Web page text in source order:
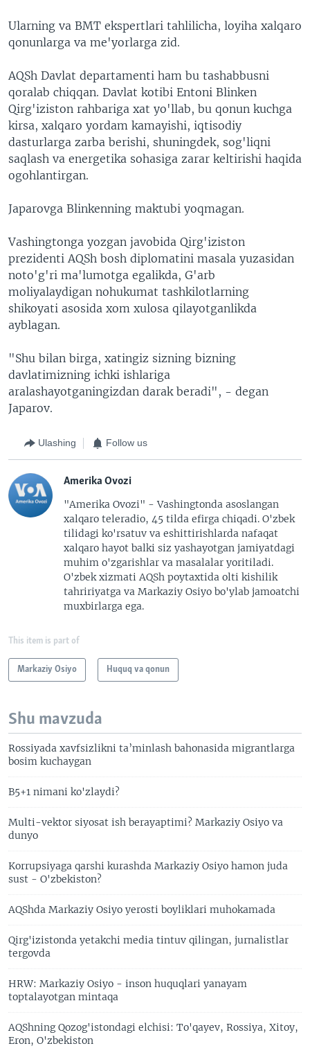
Ularning va BMT ekspertlari tahlilicha, loyiha xalqaro
qonunlarga va me'yorlarga zid.
AQSh Davlat departamenti ham bu tashabbusni
qoralab chiqqan. Davlat kotibi Entoni Blinken
Qirg'iziston rahbariga xat yo'llab, bu qonun kuchga
kirsa, xalqaro yordam kamayishi, iqtisodiy
dasturlarga zarba berishi, shuningdek, sog'liqni
saqlash va energetika sohasiga zarar keltirishi haqida
ogohlantirgan.
Japarovga Blinkenning maktubi yoqmagan.
Vashingtonga yozgan javobida Qirg'iziston
prezidenti AQSh bosh diplomatini masala yuzasidan
noto'g'ri ma'lumotga egalikda, G'arb
moliyalaydigan nohukumat tashkilotlarning
shikoyati asosida xom xulosa qilayotganlikda
ayblagan.
"Shu bilan birga, xatingiz sizning bizning
davlatimizning ichki ishlariga
aralashayotganingizdan darak beradi", - degan
Japarov.
Ulashing Follow us
Amerika Ovozi
"Amerika Ovozi" - Vashingtonda asoslangan
xalqaro teleradio, 45 tilda efirga chiqadi. O'zbek
tilidagi ko'rsatuv va eshittirishlarda nafaqat
xalqaro hayot balki siz yashayotgan jamiyatdagi
muhim o'zgarishlar va masalalar yoritiladi.
O'zbek xizmati AQSh poytaxtida olti kishilik
tahririyatga va Markaziy Osiyo bo'ylab jamoatchi
muxbirlarga ega.
This item is part of
Markaziy Osiyo Huquq va qonun
Shu mavzuda
Rossiyada xavfsizlikni ta’minlash bahonasida migrantlarga
bosim kuchaygan
B5+1 nimani ko'zlaydi?
Multi-vektor siyosat ish berayaptimi? Markaziy Osiyo va
dunyo
Korrupsiyaga qarshi kurashda Markaziy Osiyo hamon juda
sust - O'zbekiston?
AQShda Markaziy Osiyo yerosti boyliklari muhokamada
Qirg'izistonda yetakchi media tintuv qilingan, jurnalistlar
tergovda
HRW: Markaziy Osiyo - inson huquqlari yanayam
toptalayotgan mintaqa
AQShning Qozog'istondagi elchisi: To'qayev, Rossiya, Xitoy,
Eron, O'zbekiston